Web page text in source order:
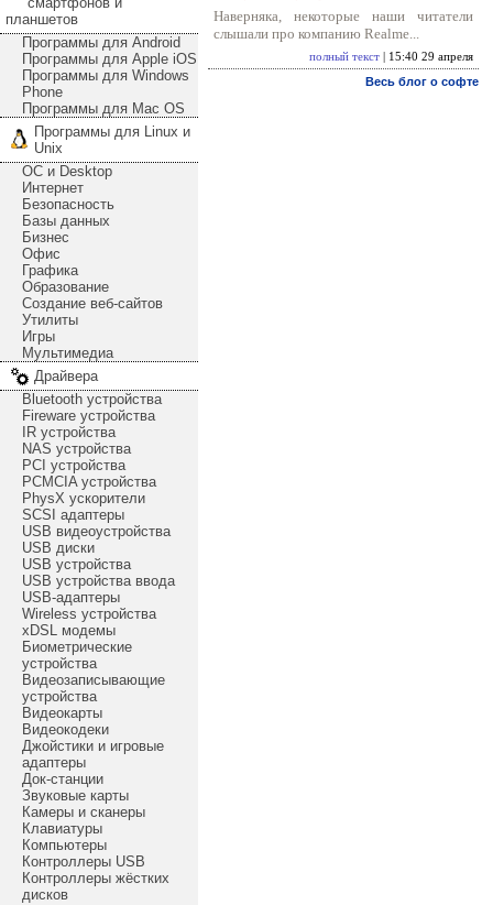
планшетов
Программы для Android
Программы для Apple iOS
Программы для Windows
Phone
Программы для Mac OS
Программы для Linux и
Unix
ОС и Desktop
Интернет
Безопасность
Базы данных
Бизнес
Офис
Графика
Образование
Создание веб-сайтов
Утилиты
Игры
Мультимедиа
Драйвера
Bluetooth устройства
Fireware устройства
IR устройства
NAS устройства
PCI устройства
PCMCIA устройства
PhysX ускорители
SCSI адаптеры
USB видеоустройства
USB диски
USB устройства
USB устройства ввода
USB-адаптеры
Wireless устройства
xDSL модемы
Биометрические
устройства
Видеозаписывающие
устройства
Видеокарты
Видеокодеки
Джойстики и игровые
адаптеры
Док-станции
Звуковые карты
Камеры и сканеры
Клавиатуры
Компьютеры
Контроллеры USB
Контроллеры жёстких
дисков
Наверняка, некоторые наши читатели
слышали про компанию Realme...
полный текст | 15:40 29 апреля
Весь блог о софте